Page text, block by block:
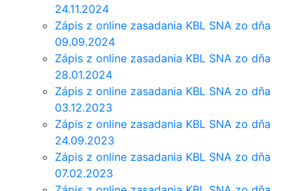
24.11.2024
Zápis z online zasadania KBL SNA zo dňa
09.09.2024
Zápis z online zasadania KBL SNA zo dňa
28.01.2024
Zápis z online zasadania KBL SNA zo dňa
03.12.2023
Zápis z online zasadania KBL SNA zo dňa
24.09.2023
Zápis z online zasadania KBL SNA zo dňa
07.02.2023